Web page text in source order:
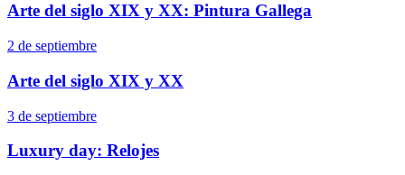
Arte del siglo XIX y XX: Pintura Gallega
2 de septiembre
Arte del siglo XIX y XX
3 de septiembre
Luxury day: Relojes